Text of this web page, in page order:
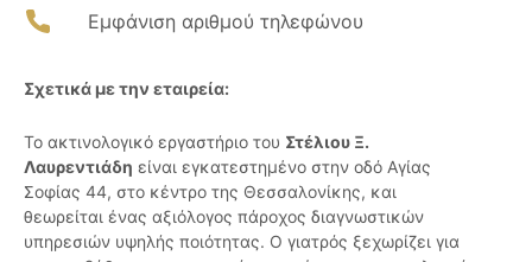
Εμφάνιση αριθμού τηλεφώνου
Σχετικά με την εταιρεία:
Το ακτινολογικό εργαστήριο του Στέλιου Ξ.
Λαυρεντιάδη είναι εγκατεστημένο στην οδό Αγίας
Σοφίας 44, στο κέντρο της Θεσσαλονίκης, και
θεωρείται ένας αξιόλογος πάροχος διαγνωστικών
υπηρεσιών υψηλής ποιότητας. Ο γιατρός ξεχωρίζει για